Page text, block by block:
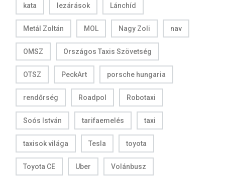
kata lezárások Lánchíd
Metál Zoltán MOL Nagy Zoli nav
OMSZ Országos Taxis Szövetség
OTSZ PeckArt porsche hungaria
rendőrség Roadpol Robotaxi
Soós István tarifaemelés taxi
taxisok világa Tesla toyota
Toyota CE Uber Volánbusz